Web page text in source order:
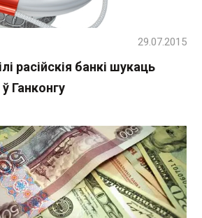
расійскія банкі шукаць
Ганконгу
29.07.2015